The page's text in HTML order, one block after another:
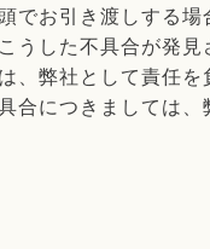
でお引き渡しする場
うした不具合が発見
、弊社として責任を
合につきましては、